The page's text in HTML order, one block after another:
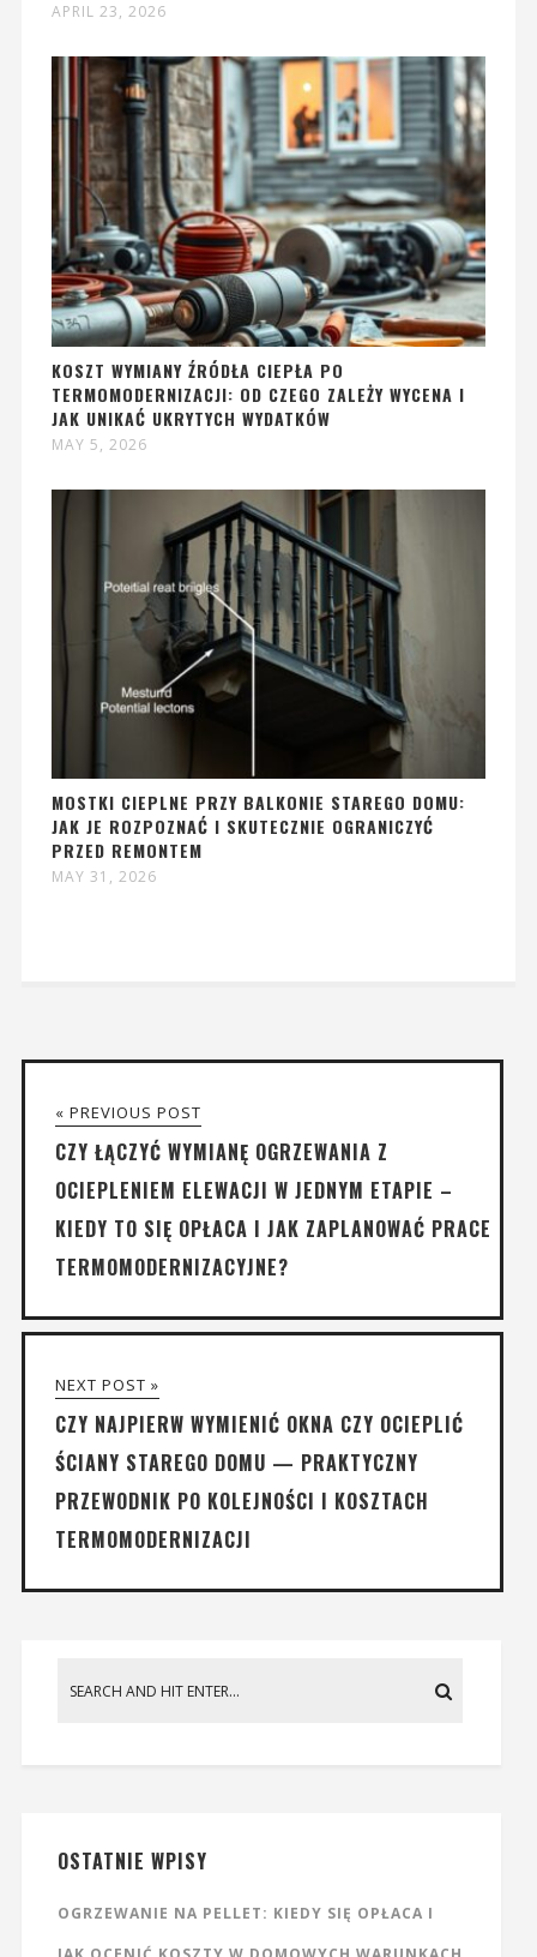
APRIL 23, 2026
KOSZT WYMIANY ŹRÓDŁA CIEPŁA PO
TERMOMODERNIZACJI: OD CZEGO ZALEŻY WYCENA I
JAK UNIKAĆ UKRYTYCH WYDATKÓW
MAY 5, 2026
MOSTKI CIEPLNE PRZY BALKONIE STAREGO DOMU:
JAK JE ROZPOZNAĆ I SKUTECZNIE OGRANICZYĆ
PRZED REMONTEM
MAY 31, 2026
« PREVIOUS POST
CZY ŁĄCZYĆ WYMIANĘ OGRZEWANIA Z
OCIEPLENIEM ELEWACJI W JEDNYM ETAPIE –
KIEDY TO SIĘ OPŁACA I JAK ZAPLANOWAĆ PRACE
TERMOMODERNIZACYJNE?
NEXT POST »
CZY NAJPIERW WYMIENIĆ OKNA CZY OCIEPLIĆ
ŚCIANY STAREGO DOMU — PRAKTYCZNY
PRZEWODNIK PO KOLEJNOŚCI I KOSZTACH
TERMOMODERNIZACJI
OSTATNIE WPISY
OGRZEWANIE NA PELLET: KIEDY SIĘ OPŁACA I